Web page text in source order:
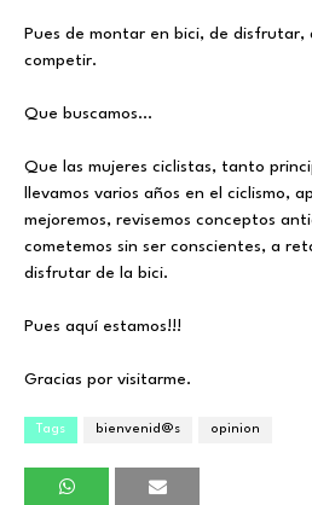
Pues de montar en bici, de disfrutar,
competir.
Que buscamos...
Que las mujeres ciclistas, tanto
llevamos varios años en el ciclismo,
mejoremos, revisemos conceptos
cometemos sin ser conscientes, a
disfrutar de la bici.
Pues aquí estamos!!!
Gracias por visitarme.
Tags bienvenid@s opinion